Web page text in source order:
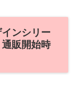
ンシリー
販開始時